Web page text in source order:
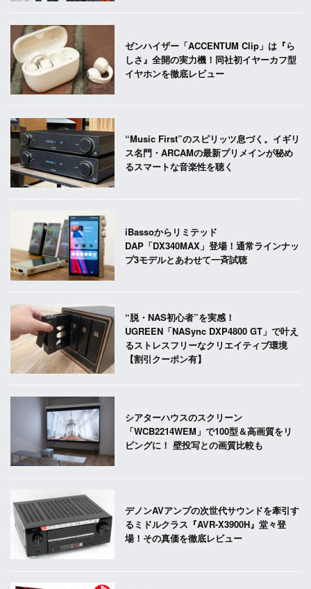
ゼンハイザー「ACCENTUM Clip」は『ら
しさ』全開の実力機！同社初イヤーカフ型
イヤホンを徹底レビュー
“Music First”のスピリッツ息づく。イギリ
ス名門・ARCAMの最新プリメインが秘め
るスマートな音楽性を聴く
iBassoからリミテッド
DAP「DX340MAX」登場！通常ラインナッ
プ3モデルとあわせて一斉試聴
“脱・NAS初心者”を実感！
UGREEN「NASync DXP4800 GT」で叶え
るストレスフリーなクリエイティブ環境
【割引クーポン有】
シアターハウスのスクリーン
「WCB2214WEM」で100型＆高画質をリ
ビングに！ 壁投写との画質比較も
デノンAVアンプの次世代サウンドを牽引す
るミドルクラス『AVR-X3900H』堂々登
場！その真価を徹底レビュー